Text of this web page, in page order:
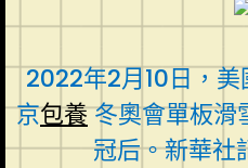
2022年2月10日，美
京包養冬奧會單板滑
冠后。新華社